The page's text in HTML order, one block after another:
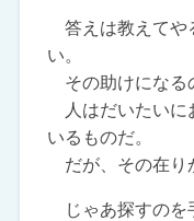
答えは教えてや
い。
その助けになる
人はだいたいに
いるものだ。
だが、その在り
じゃあ探すのを